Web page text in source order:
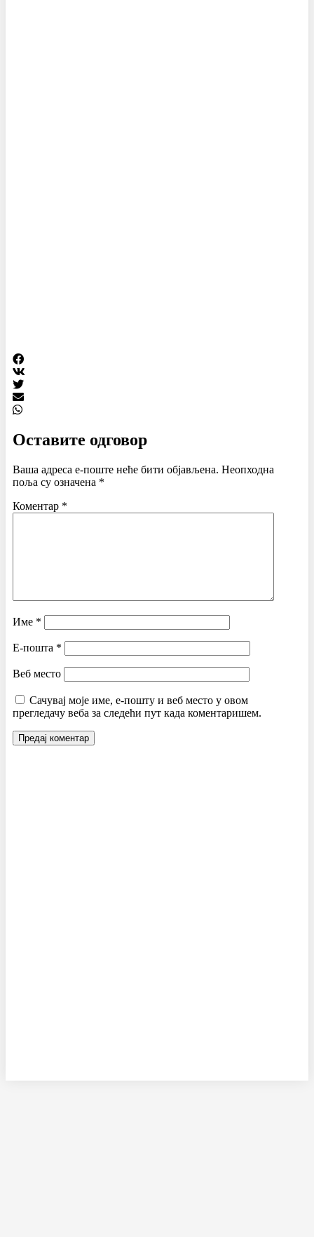
Оставите одговор
Ваша адреса е-поште неће бити објављена. Неопходна
поља су означена *
Коментар *
Име *
Е-пошта *
Веб место
Сачувај моје име, е-пошту и веб место у овом
прегледачу веба за следећи пут када коментаришем.